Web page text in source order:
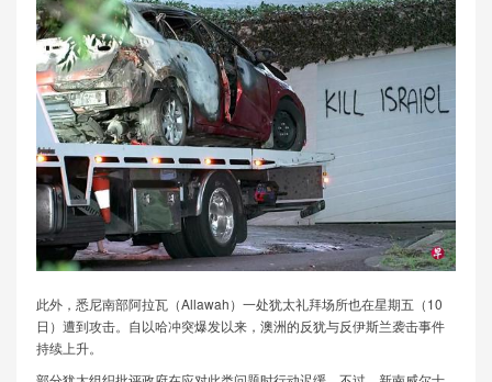
此外，悉尼南部阿拉瓦（Allawah）一处犹太礼拜场所也在星期五（10
日）遭到攻击。自以哈冲突爆发以来，澳洲的反犹与反伊斯兰袭击事件
持续上升。